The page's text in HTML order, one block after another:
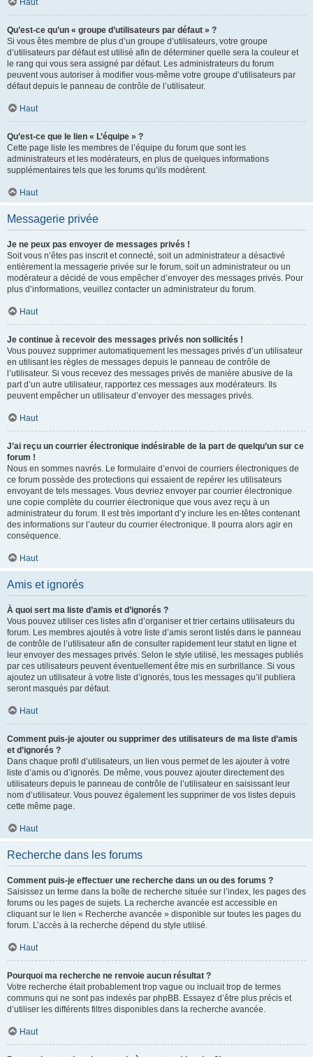
Haut
Qu’est-ce qu’un « groupe d’utilisateurs par défaut » ?
Si vous êtes membre de plus d’un groupe d’utilisateurs, votre groupe
d’utilisateurs par défaut est utilisé afin de déterminer quelle sera la couleur et
le rang qui vous sera assigné par défaut. Les administrateurs du forum
peuvent vous autoriser à modifier vous-même votre groupe d’utilisateurs par
défaut depuis le panneau de contrôle de l’utilisateur.
Haut
Qu’est-ce que le lien « L’équipe » ?
Cette page liste les membres de l’équipe du forum que sont les
administrateurs et les modérateurs, en plus de quelques informations
supplémentaires tels que les forums qu’ils modèrent.
Haut
Messagerie privée
Je ne peux pas envoyer de messages privés !
Soit vous n’êtes pas inscrit et connecté, soit un administrateur a désactivé
entièrement la messagerie privée sur le forum, soit un administrateur ou un
modérateur a décidé de vous empêcher d’envoyer des messages privés. Pour
plus d’informations, veuillez contacter un administrateur du forum.
Haut
Je continue à recevoir des messages privés non sollicités !
Vous pouvez supprimer automatiquement les messages privés d’un utilisateur
en utilisant les règles de messages depuis le panneau de contrôle de
l’utilisateur. Si vous recevez des messages privés de manière abusive de la
part d’un autre utilisateur, rapportez ces messages aux modérateurs. Ils
peuvent empêcher un utilisateur d’envoyer des messages privés.
Haut
J’ai reçu un courrier électronique indésirable de la part de quelqu’un sur ce
forum !
Nous en sommes navrés. Le formulaire d’envoi de courriers électroniques de
ce forum possède des protections qui essaient de repérer les utilisateurs
envoyant de tels messages. Vous devriez envoyer par courrier électronique
une copie complète du courrier électronique que vous avez reçu à un
administrateur du forum. Il est très important d’y inclure les en-têtes contenant
des informations sur l’auteur du courrier électronique. Il pourra alors agir en
conséquence.
Haut
Amis et ignorés
À quoi sert ma liste d’amis et d’ignorés ?
Vous pouvez utiliser ces listes afin d’organiser et trier certains utilisateurs du
forum. Les membres ajoutés à votre liste d’amis seront listés dans le panneau
de contrôle de l’utilisateur afin de consulter rapidement leur statut en ligne et
leur envoyer des messages privés. Selon le style utilisé, les messages publiés
par ces utilisateurs peuvent éventuellement être mis en surbrillance. Si vous
ajoutez un utilisateur à votre liste d’ignorés, tous les messages qu’il publiera
seront masqués par défaut.
Haut
Comment puis-je ajouter ou supprimer des utilisateurs de ma liste d’amis
et d’ignorés ?
Dans chaque profil d’utilisateurs, un lien vous permet de les ajouter à votre
liste d’amis ou d’ignorés. De même, vous pouvez ajouter directement des
utilisateurs depuis le panneau de contrôle de l’utilisateur en saisissant leur
nom d’utilisateur. Vous pouvez également les supprimer de vos listes depuis
cette même page.
Haut
Recherche dans les forums
Comment puis-je effectuer une recherche dans un ou des forums ?
Saisissez un terme dans la boîte de recherche située sur l’index, les pages des
forums ou les pages de sujets. La recherche avancée est accessible en
cliquant sur le lien « Recherche avancée » disponible sur toutes les pages du
forum. L’accès à la recherche dépend du style utilisé.
Haut
Pourquoi ma recherche ne renvoie aucun résultat ?
Votre recherche était probablement trop vague ou incluait trop de termes
communs qui ne sont pas indexés par phpBB. Essayez d’être plus précis et
d’utiliser les différents filtres disponibles dans la recherche avancée.
Haut